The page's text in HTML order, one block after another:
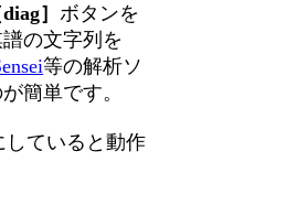
diag］ ボタンを
の文字列を
等の解析ソ
簡単です。
していると動作